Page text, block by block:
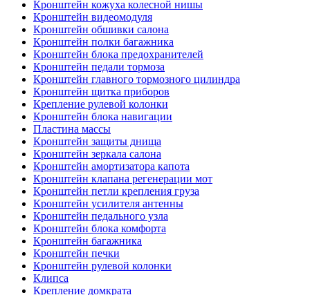
Кронштейн кожуха колесной нишы
Кронштейн видеомодуля
Кронштейн обшивки салона
Кронштейн полки багажника
Кронштейн блока предохранителей
Кронштейн педали тормоза
Кронштейн главного тормозного цилиндра
Кронштейн щитка приборов
Крепление рулевой колонки
Кронштейн блока навигации
Пластина массы
Кронштейн защиты днища
Кронштейн зеркала салона
Кронштейн амортизатора капота
Кронштейн клапана регенерации мот
Кронштейн петли крепления груза
Кронштейн усилителя антенны
Кронштейн педального узла
Кронштейн блока комфорта
Кронштейн багажника
Кронштейн печки
Кронштейн рулевой колонки
Клипса
Крепление домкрата